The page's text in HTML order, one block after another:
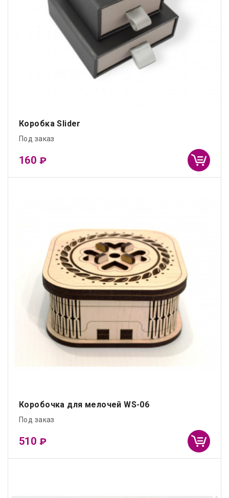
Коробка Slider
Под заказ
160 ₽
Коробочка для мелочей WS-06
Под заказ
510 ₽